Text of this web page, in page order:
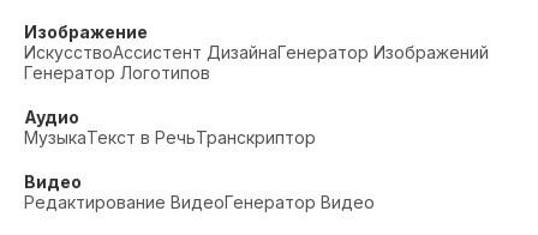
Изображение
ИскусствоАссистент ДизайнаГенератор Изображений
Генератор Логотипов
Аудио
МузыкаТекст в РечьТранскриптор
Видео
Редактирование ВидеоГенератор Видео